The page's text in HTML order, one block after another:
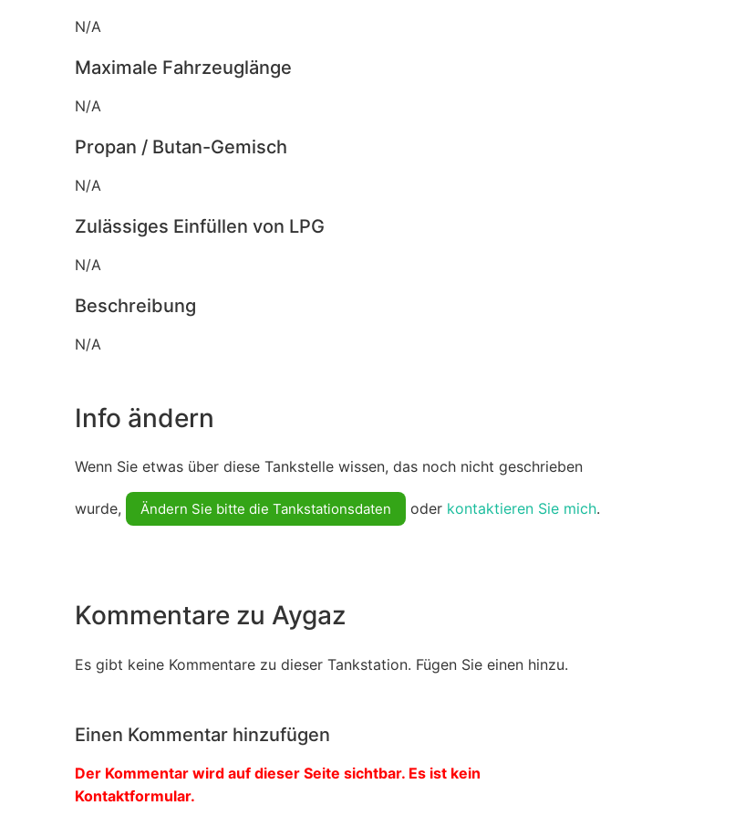
N/A
Maximale Fahrzeuglänge
N/A
Propan / Butan-Gemisch
N/A
Zulässiges Einfüllen von LPG
N/A
Beschreibung
N/A
Info ändern
Wenn Sie etwas über diese Tankstelle wissen, das noch nicht geschrieben
wurde, Ändern Sie bitte die Tankstationsdaten oder kontaktieren Sie mich.
Kommentare zu Aygaz
Es gibt keine Kommentare zu dieser Tankstation. Fügen Sie einen hinzu.
Einen Kommentar hinzufügen
Der Kommentar wird auf dieser Seite sichtbar. Es ist kein
Kontaktformular.